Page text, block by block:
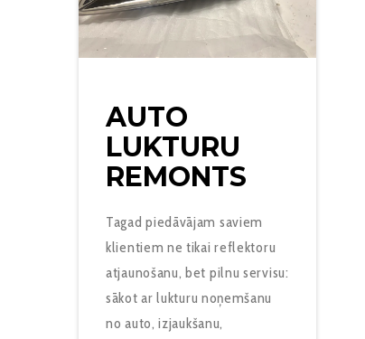
AUTO
LUKTURU
REMONTS
Tagad piedāvājam saviem
klientiem ne tikai reflektoru
atjaunošanu, bet pilnu servisu:
sākot ar lukturu noņemšanu
no auto, izjaukšanu,